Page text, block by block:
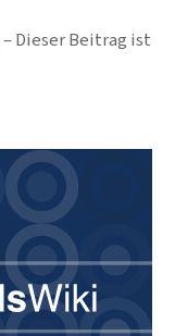
Dieser Beitrag ist